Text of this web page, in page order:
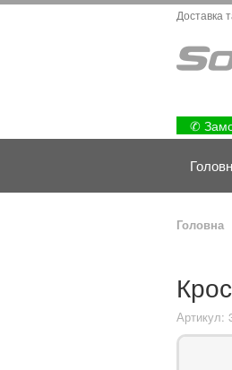
Доставка
✆
Головна
Артикул: